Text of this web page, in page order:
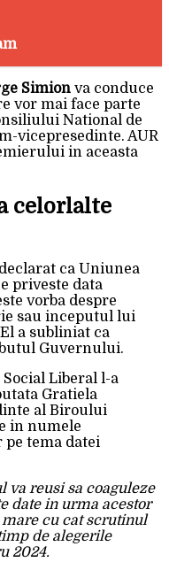
Simion va conduce
vor mai face parte
National de
vicepresedinte. AUR
in aceasta
celorlalte
ca Uniunea
priveste data
vorba despre
sau inceputul lui
a subliniat ca
Guvernului.
Liberal l-a
Gratiela
al Biroului
in numele
tema datei
va reusi sa coaguleze
date in urma acestor
cu cat scrutinul
de alegerile
2024.